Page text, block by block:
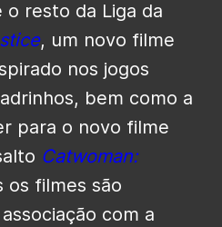
o resto da Liga da
, um novo filme
nos jogos
bem como a
para o novo filme
Catwoman:
os filmes são
com a